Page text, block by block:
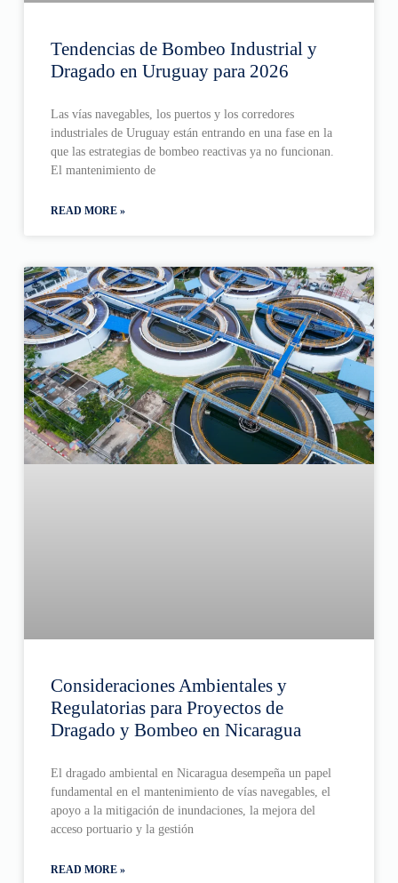
Tendencias de Bombeo Industrial y
Dragado en Uruguay para 2026
Las vías navegables, los puertos y los corredores
industriales de Uruguay están entrando en una fase en la
que las estrategias de bombeo reactivas ya no funcionan.
El mantenimiento de
READ MORE »
Consideraciones Ambientales y
Regulatorias para Proyectos de
Dragado y Bombeo en Nicaragua
El dragado ambiental en Nicaragua desempeña un papel
fundamental en el mantenimiento de vías navegables, el
apoyo a la mitigación de inundaciones, la mejora del
acceso portuario y la gestión
READ MORE »